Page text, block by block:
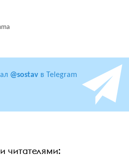
@sostav в Telegram
читателями: